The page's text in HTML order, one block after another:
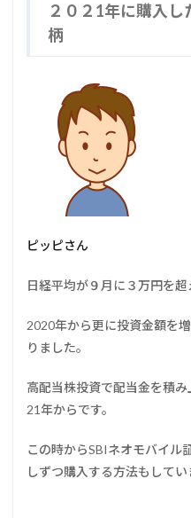
２０２1年に購入
柄
ピッピさん
日経平均が９月に３万円を超
2020年から更に投資金額を
りました。
高配当株投資で配当金を積
21年からです。
この時からSBIネオモバイル
しずつ購入する方法もしてい